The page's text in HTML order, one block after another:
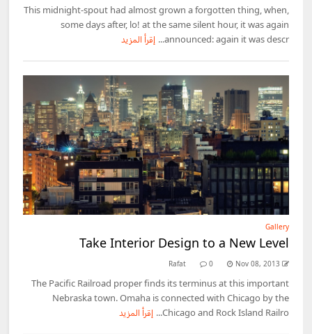
This midnight-spout had almost grown a forgotten thing, when,
some days after, lo! at the same silent hour, it was again
announced: again it was descr...
إقرأ المزيد
Gallery
Take Interior Design to a New Level
Rafat 0 Nov 08, 2013
The Pacific Railroad proper finds its terminus at this important
Nebraska town. Omaha is connected with Chicago by the
Chicago and Rock Island Railro...
إقرأ المزيد